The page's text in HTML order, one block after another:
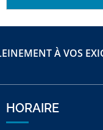
À VOS
HORAIRE